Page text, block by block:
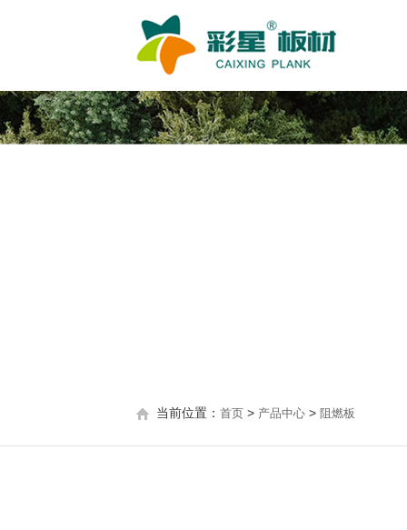
当前位置： 首页> 产品中心> 阻燃板